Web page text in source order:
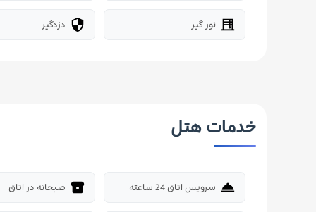
blinds نور گیر security دزدگیر
خدمات هتل
room_service سرویس اتاق 24 ساعته breakfast_dining صبحانه در اتاق